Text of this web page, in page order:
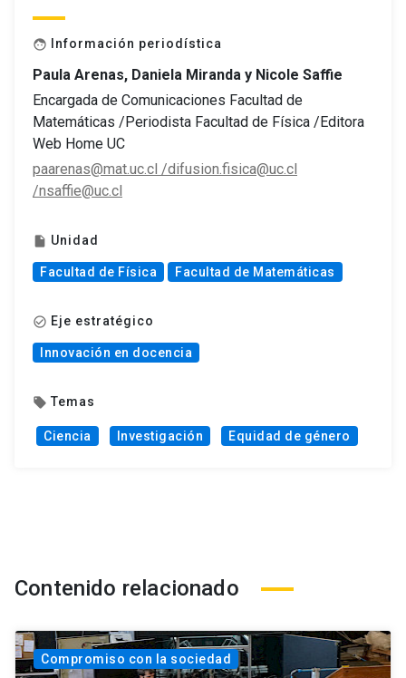
face Información periodística
Paula Arenas, Daniela Miranda y Nicole Saffie
Encargada de Comunicaciones Facultad de
Matemáticas /Periodista Facultad de Física /Editora
Web Home UC
paarenas@mat.uc.cl /difusion.fisica@uc.cl
/nsaffie@uc.cl
insert_drive_file Unidad
Facultad de Física Facultad de Matemáticas
check_circle_outline Eje estratégico
Innovación en docencia
local_offer Temas
Ciencia Investigación Equidad de género
Contenido relacionado
Compromiso con la sociedad